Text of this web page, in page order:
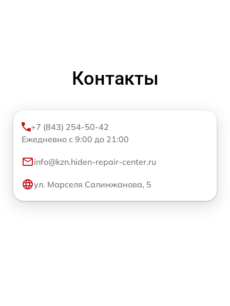
Контакты
+7 (843) 254-50-42
Ежедневно с 9:00 до 21:00
info@kzn.hiden-repair-center.ru
ул. Марселя Салимжанова, 5